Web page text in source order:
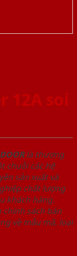
12A soi
là thương
chuỗi các hệ
sản xuất và
chất lượng
khách hàng.
sách bán
về mẫu mã, loại